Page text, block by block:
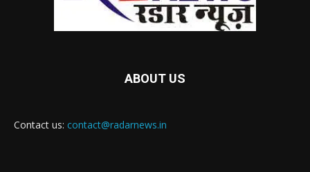
ABOUT US
Contact us: contact@radarnews.in